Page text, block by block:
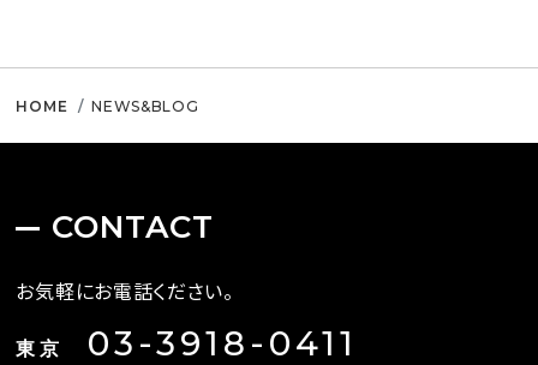
HOME NEWS&BLOG
CONTACT
お気軽にお電話ください。
東京 03-3918-0411